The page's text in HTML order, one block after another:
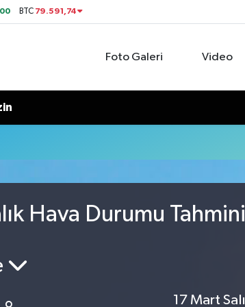
BTC 79.591,74
Foto Galeri Video
Hava Durumu Tahmini
17 Mart Salı